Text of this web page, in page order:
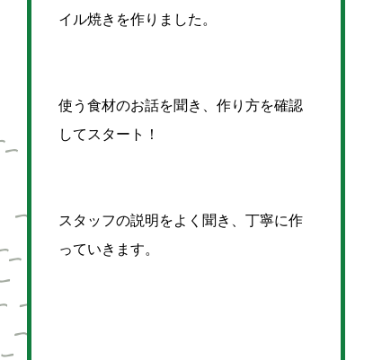
イル焼きを作りました。
使う食材のお話を聞き、作り方を確認
してスタート！
スタッフの説明をよく聞き、丁寧に作
っていきます。